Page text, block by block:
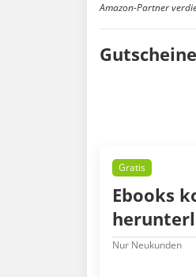
Amazon-Partner
Gratis
Ebooks
Nur Neukunden